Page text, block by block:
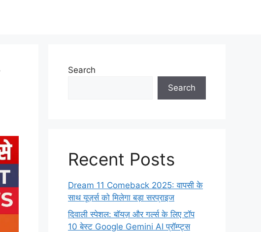
Search
Search
Recent Posts
Dream 11 Comeback 2025: वापसी के
साथ यूज़र्स को मिलेगा बड़ा सरप्राइज
दिवाली स्पेशल: बॉयज़ और गर्ल्स के लिए टॉप
10 बेस्ट Google Gemini AI प्रॉम्प्ट्स